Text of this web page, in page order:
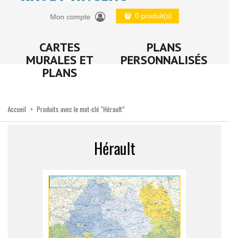
Mon compte 0 produit(s)
CARTES
MURALES ET
PLANS
PLANS
PERSONNALISÉS
Accueil > Produits avec le mot-clé “Hérault”
Hérault